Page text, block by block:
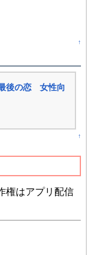
↑
後の恋 女性向
↑
権はアプリ配信